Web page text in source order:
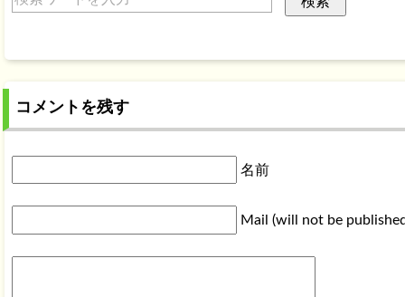
コメントを残す
名前
Mail (will not be